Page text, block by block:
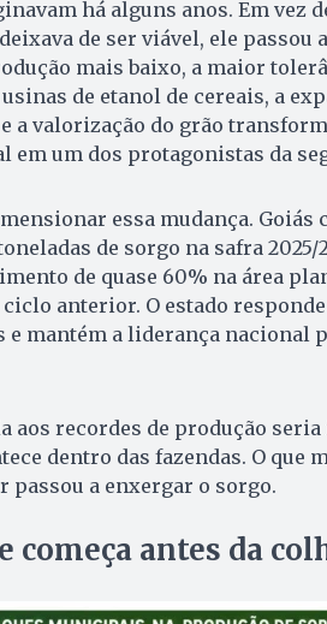
há alguns anos. Em vez
de ser viável, ele passou
mais baixo, a maior
de etanol de cereais, a
a valorização do grão
um dos protagonistas da
essa mudança.
de sorgo na safra 2025/
de quase 60% na área
anterior. O estado
mantém a liderança nacional
aos recordes de produção
dentro das fazendas. O que
passou a enxergar o sorgo.
começa antes da